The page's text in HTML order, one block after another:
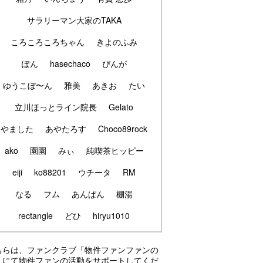
サラリーマン大家のTAKA
ころころころちゃん
きよのふみ
ぽん
hasechaco
ぴんが
ゆうこぼ〜ん
雅美 あきお
たい
立川ほっとライン院長
Gelato
やました
あやたろす
Choco89rock
ako
園園 みぃ
純喫茶ヒッピー
eiji
ko88201 ウチータ
RM
なる
フム あんぱん
棚湯
rectangle
どひ hiryu1010
らは、ファンクラブ「物件ファンファンの
にて物件ファンの活動をサポートしてくだ